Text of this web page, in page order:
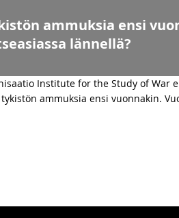
ammuksia ensi
lännellä?
Institute for the Study of War
ammuksia ensi vuonnakin.